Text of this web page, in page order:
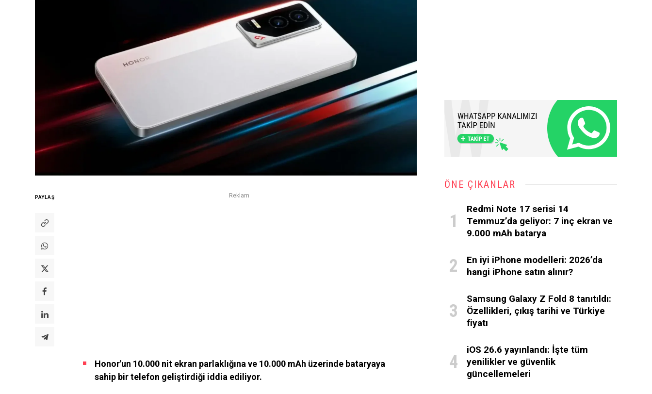
PAYLAŞ Reklam
Honor'un 10.000 nit ekran parlaklığına ve 10.000 mAh üzerinde bataryaya
sahip bir telefon geliştirdiği iddia ediliyor.
ÖNE ÇIKANLAR
Redmi Note 17 serisi 14
Temmuz’da geliyor: 7 inç ekran ve
9.000 mAh batarya
En iyi iPhone modelleri: 2026’da
hangi iPhone satın alınır?
Samsung Galaxy Z Fold 8 tanıtıldı:
Özellikleri, çıkış tarihi ve Türkiye
fiyatı
iOS 26.6 yayınlandı: İşte tüm
yenilikler ve güvenlik
güncellemeleri